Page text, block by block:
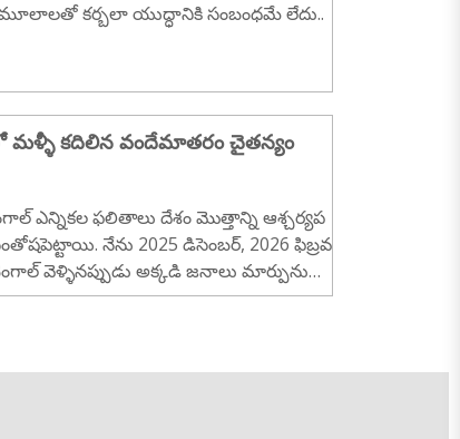
కర్బలా యుద్ధానికి సంబంధమే లేదు..
కదిలిన వందేమాతరం చైతన్యం
ఎన్నికల ఫలితాలు దేశం మొత్తాన్ని ఆశ్చర్యప
నేను 2025 డిసెంబర్, 2026 ఫిబ్రవ
వెళ్ళినప్పుడు అక్కడి జనాలు మార్పును
కానీ, అది నిజంగా సాధ్యమవుతుందని చాలా త